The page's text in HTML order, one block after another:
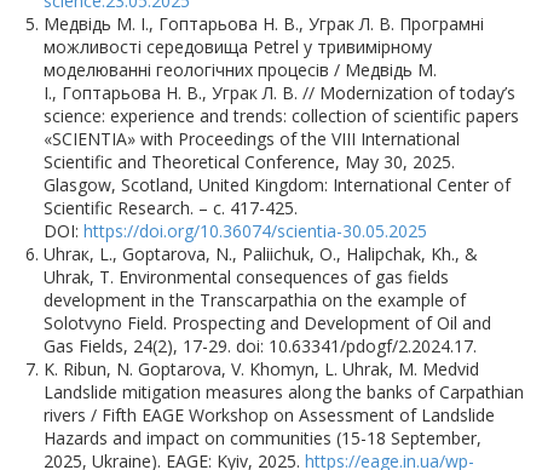
Медвідь М. І., Гоптарьова Н. В., Уграк Л. В. Програмні
можливості середовища Petrel у тривимірному
моделюванні геологічних процесів / Медвідь М.
І., Гоптарьова Н. В., Уграк Л. В. // Modernization of today’s
science: experience and trends: collection of scientific papers
«SCIENTIA» with Proceedings of the VIII International
Scientific and Theoretical Conference, May 30, 2025.
Glasgow, Scotland, United Kingdom: International Center of
Scientific Research. – с. 417-425.
DOI: https://doi.org/10.36074/scientia-30.05.2025
Uhraк, L., Goptarova, N., Paliichuk, O., Halipchak, Kh., &
Uhrak, T. Environmental consequences of gas fields
development in the Transcarpathia on the example of
Solotvyno Field. Prospecting and Development of Oil and
Gas Fields, 24(2), 17-29. doi: 10.63341/pdogf/2.2024.17.
K. Ribun, N. Goptarova, V. Khomyn, L. Uhrak, M. Medvid
Landslide mitigation measures along the banks of Carpathian
rivers / Fifth EAGE Workshop on Assessment of Landslide
Hazards and impact on communities (15-18 September,
2025, Ukraine). EAGE: Kyiv, 2025. https://eage.in.ua/wp-